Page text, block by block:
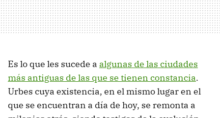
Es lo que les sucede a algunas de las ciudades
más antiguas de las que se tienen constancia.
Urbes cuya existencia, en el mismo lugar en el
que se encuentran a día de hoy, se remonta a